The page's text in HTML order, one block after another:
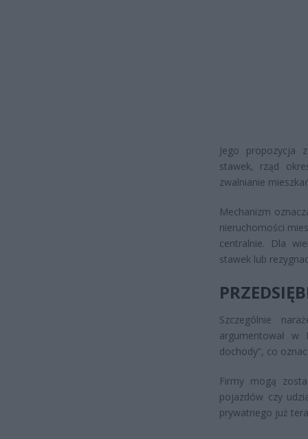
Jego propozycja
stawek, rząd
zwalnianie
Mechanizm
nieruchomości
centralnie. Dla
stawek lub
Szczególnie
argumentował w
dochody”, co
Firmy mogą
pojazdów czy
prywatnego już